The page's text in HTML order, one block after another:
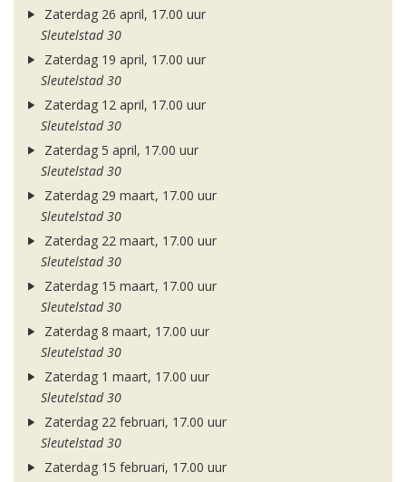
Zaterdag 26 april, 17.00 uur
Sleutelstad 30
Zaterdag 19 april, 17.00 uur
Sleutelstad 30
Zaterdag 12 april, 17.00 uur
Sleutelstad 30
Zaterdag 5 april, 17.00 uur
Sleutelstad 30
Zaterdag 29 maart, 17.00 uur
Sleutelstad 30
Zaterdag 22 maart, 17.00 uur
Sleutelstad 30
Zaterdag 15 maart, 17.00 uur
Sleutelstad 30
Zaterdag 8 maart, 17.00 uur
Sleutelstad 30
Zaterdag 1 maart, 17.00 uur
Sleutelstad 30
Zaterdag 22 februari, 17.00 uur
Sleutelstad 30
Zaterdag 15 februari, 17.00 uur